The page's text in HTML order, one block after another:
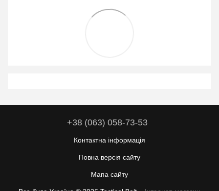
+38 (063) 058-73-53
Контактна інформація
Повна версія сайту
Мапа сайту